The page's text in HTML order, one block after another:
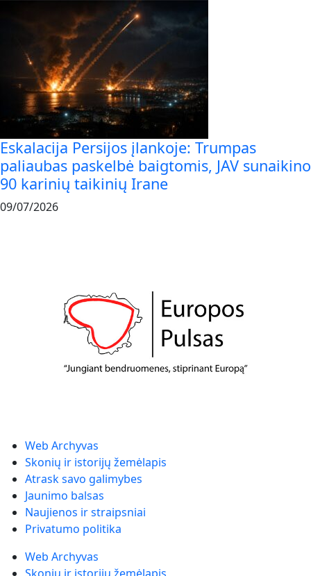
Eskalacija Persijos įlankoje: Trumpas
paliaubas paskelbė baigtomis, JAV sunaikino
90 karinių taikinių Irane
09/07/2026
Web Archyvas
Skonių ir istorijų žemėlapis
Atrask savo galimybes
Jaunimo balsas
Naujienos ir straipsniai
Privatumo politika
Web Archyvas